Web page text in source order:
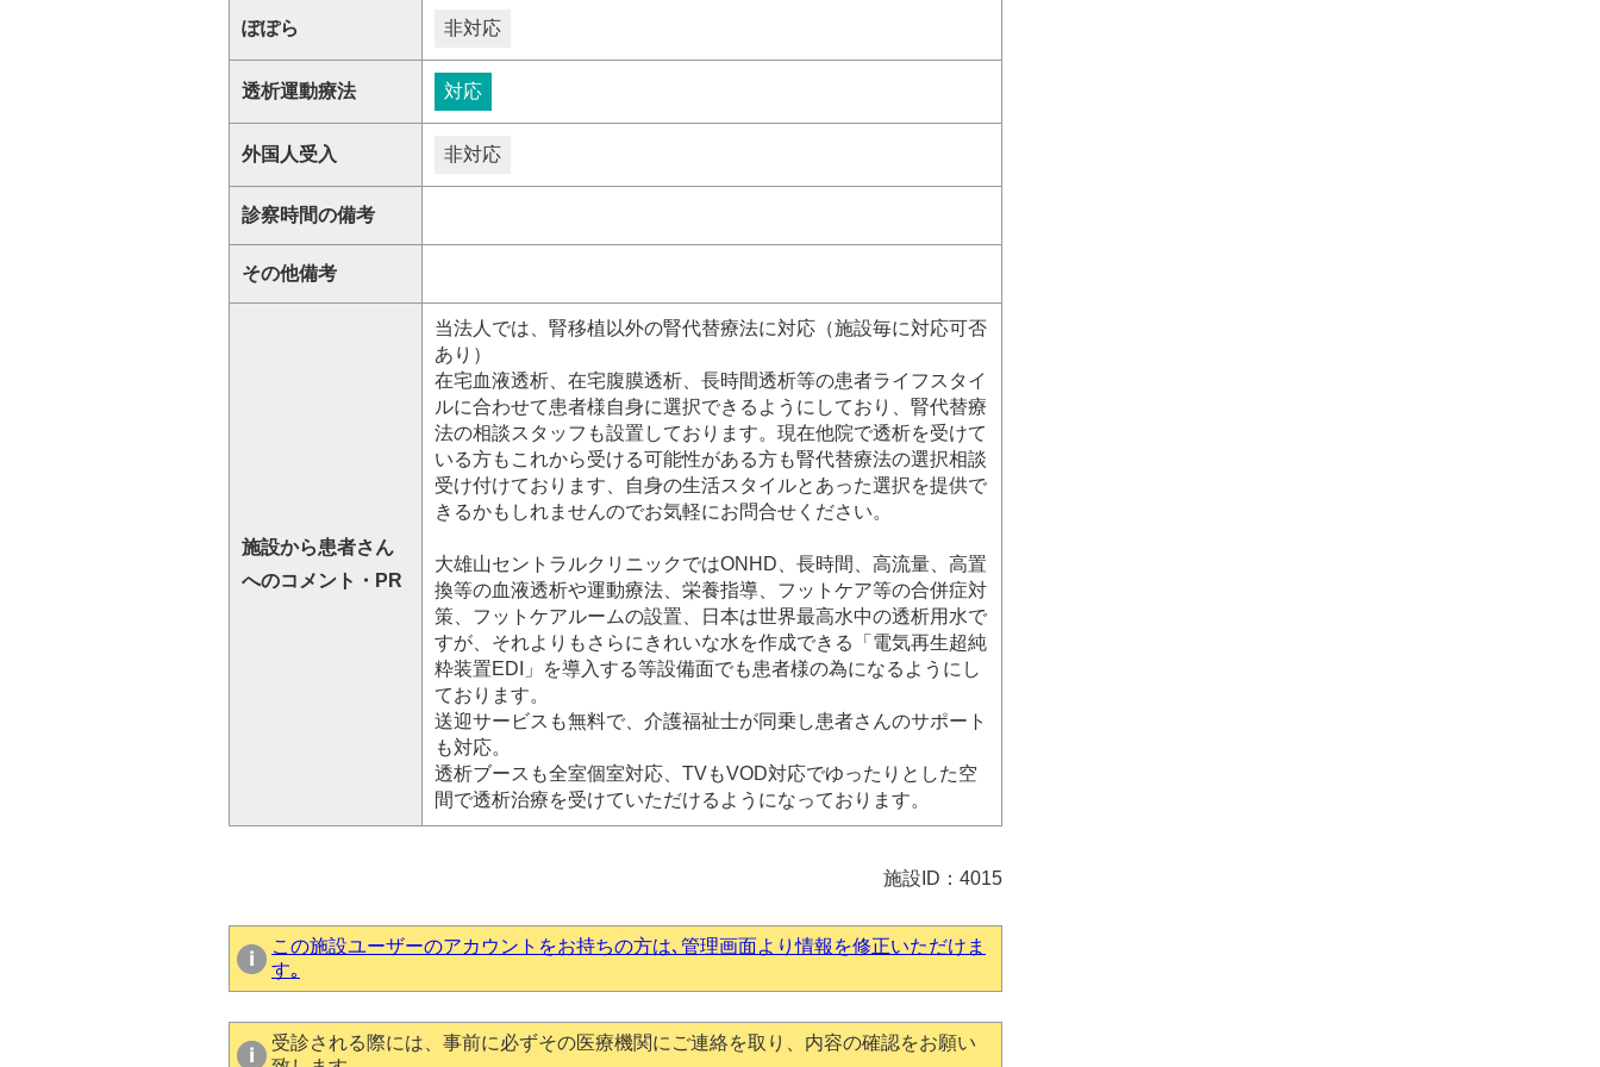
ぽぽら 非対応
透析運動療法 対応
外国人受入 非対応
診察時間の備考
その他備考
施設から患者さん
へのコメント・PR
当法人では、腎移植以外の腎代替療法に対応（施設毎に対応可否
あり）
在宅血液透析、在宅腹膜透析、長時間透析等の患者ライフスタイ
ルに合わせて患者様自身に選択できるようにしており、腎代替療
法の相談スタッフも設置しております。現在他院で透析を受けて
いる方もこれから受ける可能性がある方も腎代替療法の選択相談
受け付けております、自身の生活スタイルとあった選択を提供で
きるかもしれませんのでお気軽にお問合せください。
大雄山セントラルクリニックではONHD、長時間、高流量、高置
換等の血液透析や運動療法、栄養指導、フットケア等の合併症対
策、フットケアルームの設置、日本は世界最高水中の透析用水で
すが、それよりもさらにきれいな水を作成できる「電気再生超純
粋装置EDI」を導入する等設備面でも患者様の為になるようにし
ております。
送迎サービスも無料で、介護福祉士が同乗し患者さんのサポート
も対応。
透析ブースも全室個室対応、TVもVOD対応でゆったりとした空
間で透析治療を受けていただけるようになっております。
施設ID：4015
この施設ユーザーのアカウントをお持ちの方は､管理画面より情報を修正いただけま
す｡
受診される際には、事前に必ずその医療機関にご連絡を取り、内容の確認をお願い